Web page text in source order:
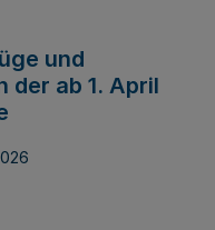
und
der ab 1. April